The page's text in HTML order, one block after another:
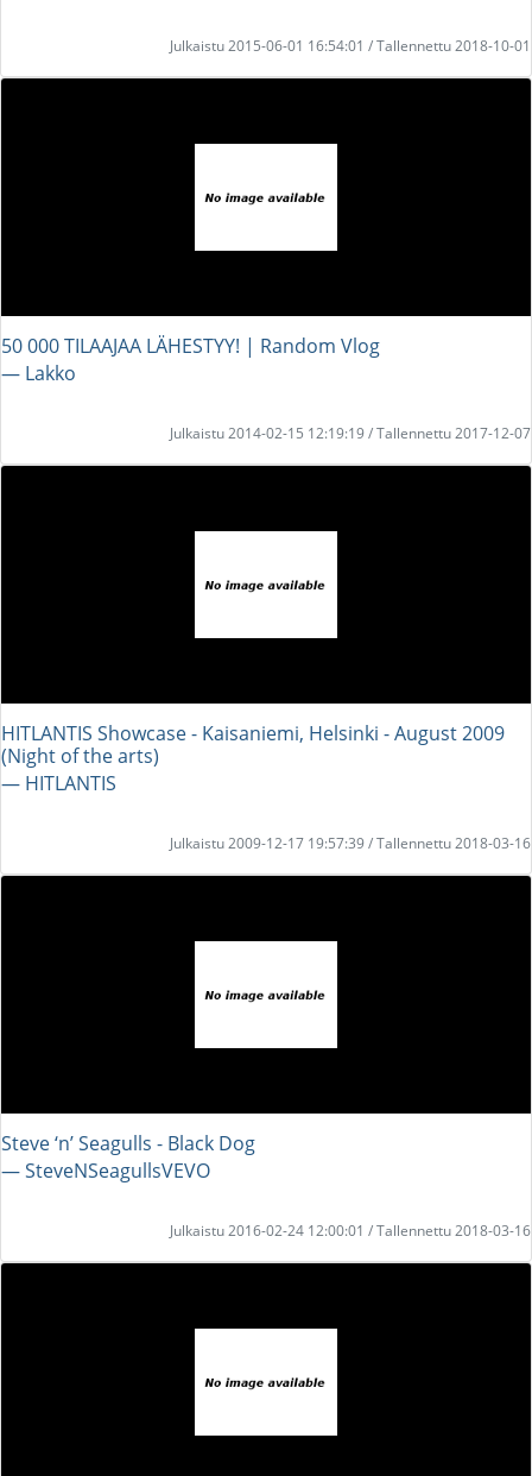
Julkaistu 2015-06-01 16:54:01 / Tallennettu 2018-10-01
50 000 TILAAJAA LÄHESTYY! | Random Vlog
― Lakko
Julkaistu 2014-02-15 12:19:19 / Tallennettu 2017-12-07
HITLANTIS Showcase - Kaisaniemi, Helsinki - August 2009
(Night of the arts)
― HITLANTIS
Julkaistu 2009-12-17 19:57:39 / Tallennettu 2018-03-16
Steve ‘n’ Seagulls - Black Dog
― SteveNSeagullsVEVO
Julkaistu 2016-02-24 12:00:01 / Tallennettu 2018-03-16